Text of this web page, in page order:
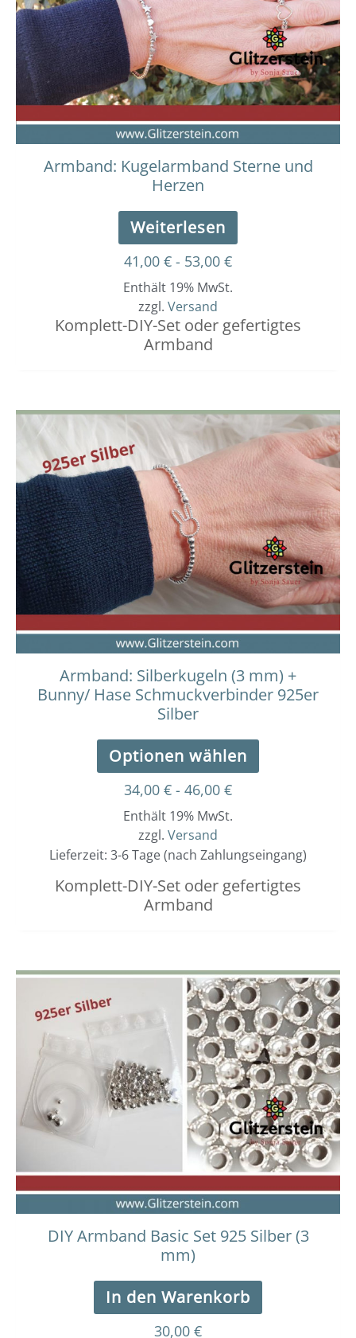
Armband: Kugelarmband Sterne und
Herzen
Weiterlesen
41,00 € - 53,00 €
Enthält 19% MwSt.
zzgl. Versand
Komplett-DIY-Set oder gefertigtes
Armband
Armband: Silberkugeln (3 mm) +
Bunny/ Hase Schmuckverbinder 925er
Silber
Optionen wählen
34,00 € - 46,00 €
Enthält 19% MwSt.
zzgl. Versand
Lieferzeit: 3-6 Tage (nach Zahlungseingang)
Komplett-DIY-Set oder gefertigtes
Armband
DIY Armband Basic Set 925 Silber (3
mm)
In den Warenkorb
30,00 €